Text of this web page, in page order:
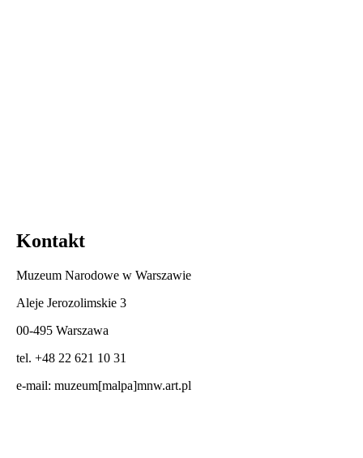
Kontakt
Muzeum Narodowe w Warszawie
Aleje Jerozolimskie 3
00-495 Warszawa
tel. +48 22 621 10 31
e-mail: muzeum[malpa]mnw.art.pl